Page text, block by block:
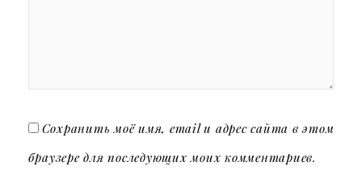
Сохранить моё имя, email и адрес сайта в этом
браузере для последующих моих комментариев.